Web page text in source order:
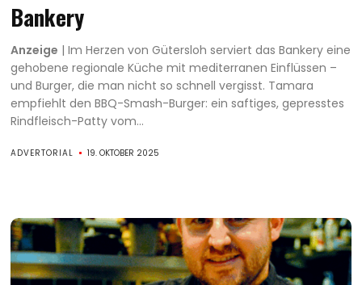
Bankery
Anzeige | Im Herzen von Gütersloh serviert das Bankery eine
gehobene regionale Küche mit mediterranen Einflüssen –
und Burger, die man nicht so schnell vergisst. Tamara
empfiehlt den BBQ-Smash-Burger: ein saftiges, gepresstes
Rindfleisch-Patty vom...
ADVERTORIAL 19. OKTOBER 2025